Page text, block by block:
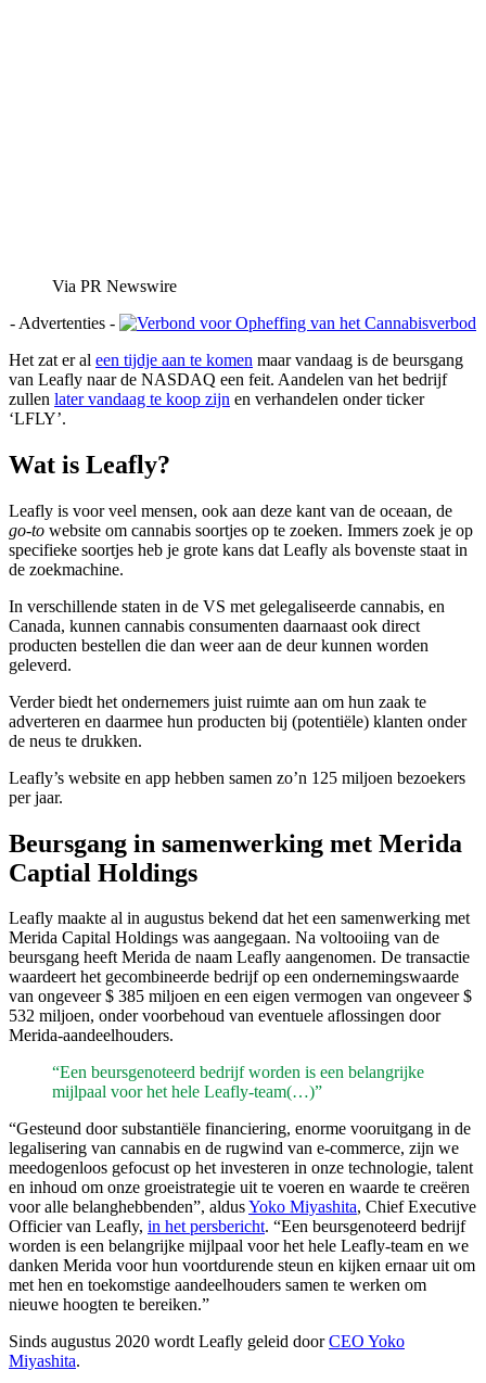
Via PR Newswire
- Advertenties -
Het zat er al een tijdje aan te komen maar vandaag is de beursgang
van Leafly naar de NASDAQ een feit. Aandelen van het bedrijf
zullen later vandaag te koop zijn en verhandelen onder ticker
‘LFLY’.
Wat is Leafly?
Leafly is voor veel mensen, ook aan deze kant van de oceaan, de
go-to website om cannabis soortjes op te zoeken. Immers zoek je op
specifieke soortjes heb je grote kans dat Leafly als bovenste staat in
de zoekmachine.
In verschillende staten in de VS met gelegaliseerde cannabis, en
Canada, kunnen cannabis consumenten daarnaast ook direct
producten bestellen die dan weer aan de deur kunnen worden
geleverd.
Verder biedt het ondernemers juist ruimte aan om hun zaak te
adverteren en daarmee hun producten bij (potentiële) klanten onder
de neus te drukken.
Leafly’s website en app hebben samen zo’n 125 miljoen bezoekers
per jaar.
Beursgang in samenwerking met Merida
Captial Holdings
Leafly maakte al in augustus bekend dat het een samenwerking met
Merida Capital Holdings was aangegaan. Na voltooiing van de
beursgang heeft Merida de naam Leafly aangenomen. De transactie
waardeert het gecombineerde bedrijf op een ondernemingswaarde
van ongeveer $ 385 miljoen en een eigen vermogen van ongeveer $
532 miljoen, onder voorbehoud van eventuele aflossingen door
Merida-aandeelhouders.
“Een beursgenoteerd bedrijf worden is een belangrijke
mijlpaal voor het hele Leafly-team(…)”
“Gesteund door substantiële financiering, enorme vooruitgang in de
legalisering van cannabis en de rugwind van e-commerce, zijn we
meedogenloos gefocust op het investeren in onze technologie, talent
en inhoud om onze groeistrategie uit te voeren en waarde te creëren
voor alle belanghebbenden”, aldusYoko Miyashita, Chief Executive
Officier van Leafly, in het persbericht. “Een beursgenoteerd bedrijf
worden is een belangrijke mijlpaal voor het hele Leafly-team en we
danken Merida voor hun voortdurende steun en kijken ernaar uit om
met hen en toekomstige aandeelhouders samen te werken om
nieuwe hoogten te bereiken.”
Sinds augustus 2020 wordt Leafly geleid doorCEO Yoko
Miyashita.